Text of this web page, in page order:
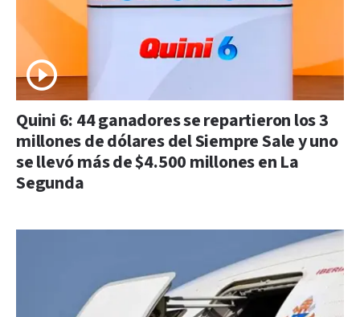
Quini 6: 44 ganadores se repartieron los 3
millones de dólares del Siempre Sale y uno
se llevó más de $4.500 millones en La
Segunda